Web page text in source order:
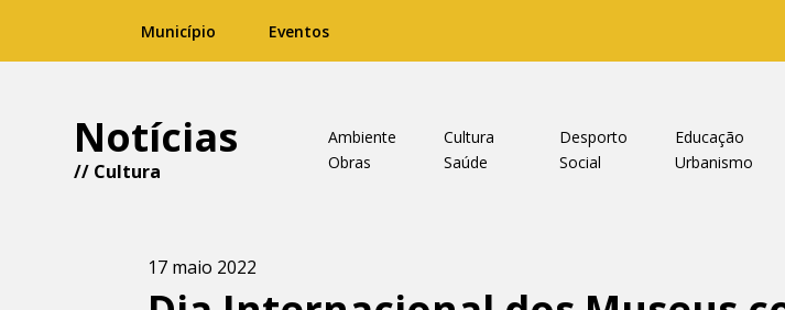
Município Eventos
Notícias
// Cultura
Ambiente Cultura Desporto Educação
Obras
Saúde Social Urbanismo
17 maio 2022